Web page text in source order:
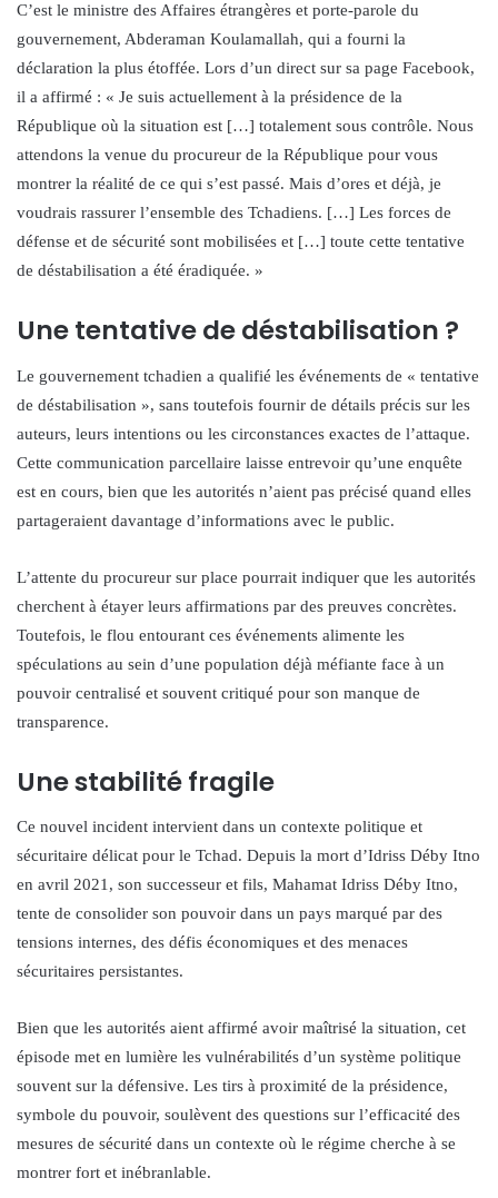
C’est le ministre des Affaires étrangères et porte-parole du
gouvernement, Abderaman Koulamallah, qui a fourni la
déclaration la plus étoffée. Lors d’un direct sur sa page Facebook,
il a affirmé : « Je suis actuellement à la présidence de la
République où la situation est […] totalement sous contrôle. Nous
attendons la venue du procureur de la République pour vous
montrer la réalité de ce qui s’est passé. Mais d’ores et déjà, je
voudrais rassurer l’ensemble des Tchadiens. […] Les forces de
défense et de sécurité sont mobilisées et […] toute cette tentative
de déstabilisation a été éradiquée. »
Une tentative de déstabilisation ?
Le gouvernement tchadien a qualifié les événements de « tentative
de déstabilisation », sans toutefois fournir de détails précis sur les
auteurs, leurs intentions ou les circonstances exactes de l’attaque.
Cette communication parcellaire laisse entrevoir qu’une enquête
est en cours, bien que les autorités n’aient pas précisé quand elles
partageraient davantage d’informations avec le public.
L’attente du procureur sur place pourrait indiquer que les autorités
cherchent à étayer leurs affirmations par des preuves concrètes.
Toutefois, le flou entourant ces événements alimente les
spéculations au sein d’une population déjà méfiante face à un
pouvoir centralisé et souvent critiqué pour son manque de
transparence.
Une stabilité fragile
Ce nouvel incident intervient dans un contexte politique et
sécuritaire délicat pour le Tchad. Depuis la mort d’Idriss Déby Itno
en avril 2021, son successeur et fils, Mahamat Idriss Déby Itno,
tente de consolider son pouvoir dans un pays marqué par des
tensions internes, des défis économiques et des menaces
sécuritaires persistantes.
Bien que les autorités aient affirmé avoir maîtrisé la situation, cet
épisode met en lumière les vulnérabilités d’un système politique
souvent sur la défensive. Les tirs à proximité de la présidence,
symbole du pouvoir, soulèvent des questions sur l’efficacité des
mesures de sécurité dans un contexte où le régime cherche à se
montrer fort et inébranlable.